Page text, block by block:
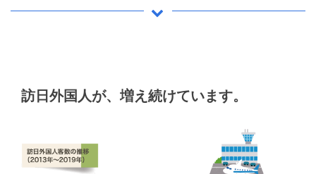
訪日外国人が、増え続けています。